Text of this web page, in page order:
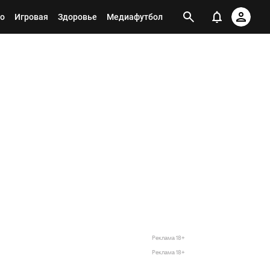
Игровая Здоровье Медиафутбол
Реклама 18+
Реклама 18+